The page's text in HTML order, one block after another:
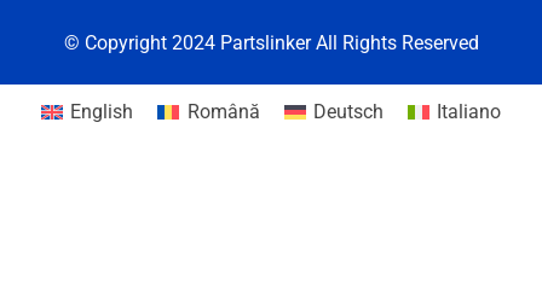
© Copyright 2024 Partslinker All Rights Reserved
English Română Deutsch Italiano